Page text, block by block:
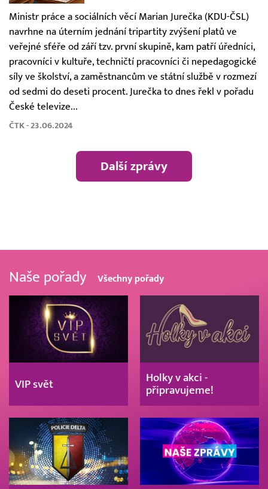
Ministr práce a sociálních věcí Marian Jurečka (KDU-ČSL)
navrhne na úterním jednání tripartity zvýšení platů ve
veřejné sféře od září tzv. první skupině, kam patří úředníci,
pracovníci v kultuře, techničtí pracovníci či nepedagogické
síly ve školství, a zaměstnancům ve státní službě v rozmezí
od sedmi do deseti procent. Jurečka to dnes řekl v pořadu
České televize...
ČTK - 23.06.2024
Další zprávy
Naše pořady Všechny pořady
VIP svět
Holky v akci -
připravujeme!